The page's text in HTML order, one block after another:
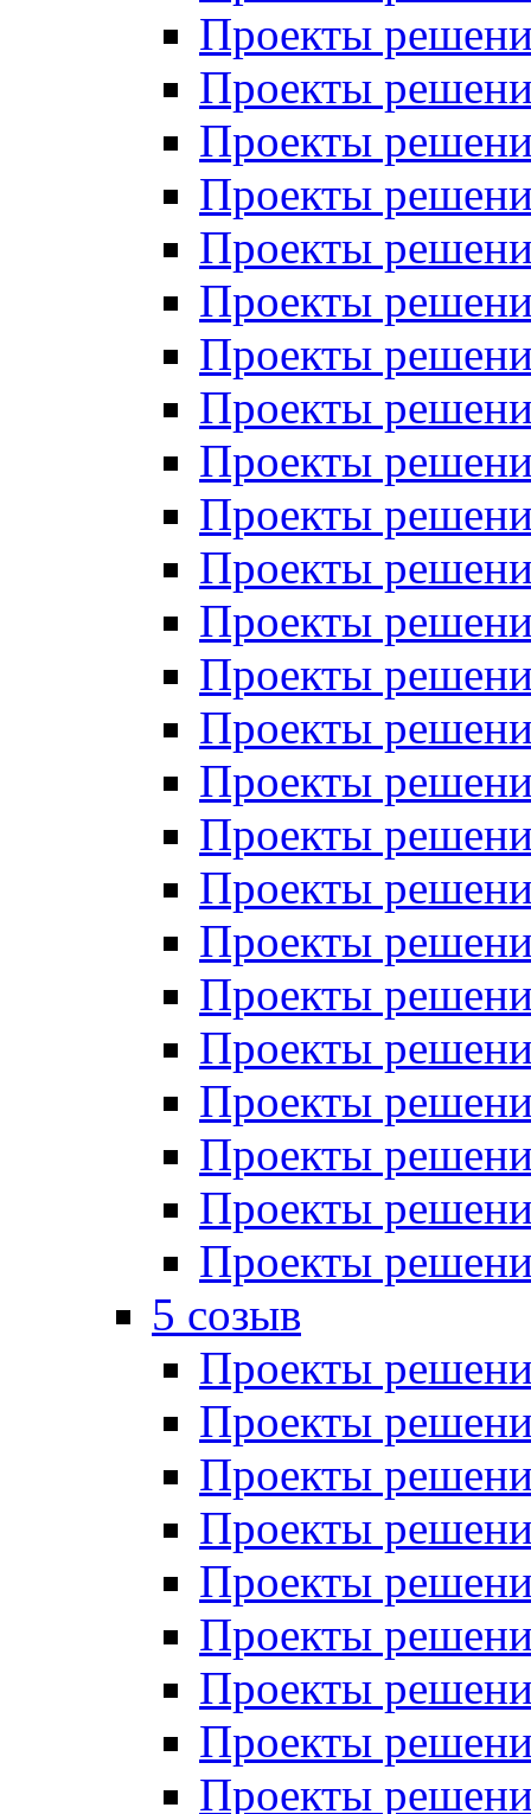
Проекты
Проекты
Проекты
Проекты
Проекты
Проекты
Проекты
Проекты
Проекты
Проекты
Проекты
Проекты
Проекты
Проекты
Проекты
Проекты
Проекты
Проекты
Проекты
Проекты
Проекты
Проекты
Проекты
Проекты
5 созыв
Проекты
Проекты
Проекты
Проекты
Проекты
Проекты
Проекты
Проекты
Проекты